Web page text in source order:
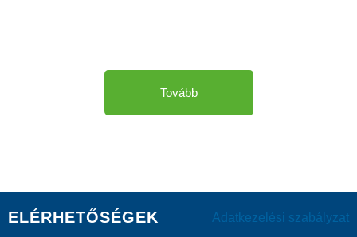
Tovább
ELÉRHETŐSÉGEK Adatkezelési szabályzat